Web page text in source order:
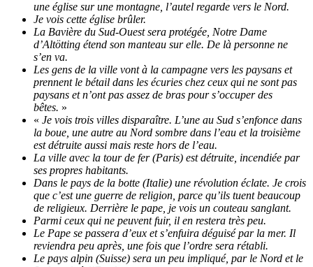
une église sur une montagne, l’autel regarde vers le Nord.
Je vois cette église brûler.
La Bavière du Sud-Ouest sera protégée, Notre Dame
d’Altötting étend son manteau sur elle. De là personne ne
s’en va.
Les gens de la ville vont à la campagne vers les paysans et
prennent le bétail dans les écuries chez ceux qui ne sont pas
paysans et n’ont pas assez de bras pour s’occuper des
bêtes. »
« Je vois trois villes disparaître. L’une au Sud s’enfonce dans
la boue, une autre au Nord sombre dans l’eau et la troisième
est détruite aussi mais reste hors de l’eau.
La ville avec la tour de fer (Paris) est détruite, incendiée par
ses propres habitants.
Dans le pays de la botte (Italie) une révolution éclate. Je crois
que c’est une guerre de religion, parce qu’ils tuent beaucoup
de religieux. Derrière le pape, je vois un couteau sanglant.
Parmi ceux qui ne peuvent fuir, il en restera très peu.
Le Pape se passera d’eux et s’enfuira déguisé par la mer. Il
reviendra peu après, une fois que l’ordre sera rétabli.
Le pays alpin (Suisse) sera un peu impliqué, par le Nord et le